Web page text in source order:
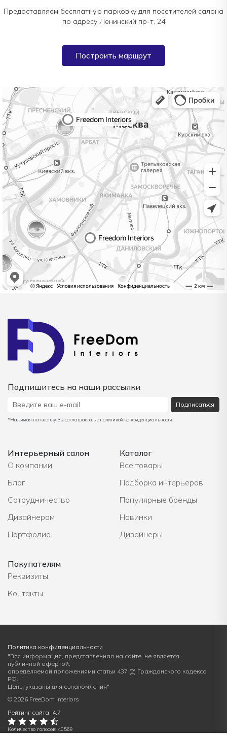
Предоставляем бесплатную парковку для посетителей салона
по адресу Ленинский пр-т, 24
Построить маршрут
Интерьерный салон
О компании
Блог
Сотрудничество
Дизайнерам
Портфолио
Каталог
Все товары
Подборка интерьеров
Популярные бренды
Новинки
Дизайнеры
Покупателям
Реквизиты
Контакты
Подпишитесь на наши рассылки
Подписаться
*Нажимая на кнопку Вы соглашаетесь с политикой конфиденциальности
Политика конфиденциальности
"Вся информация, представленная на сайте, не является
публичной офертой,
определяемой положениями статьи 437 (2) Гражданского кодекса
РФ.
Цены указаны для ознакомления"
© 2026 FreeDom Interiors
Рейтинг сайта: 4,7
Количество голосов: 40569